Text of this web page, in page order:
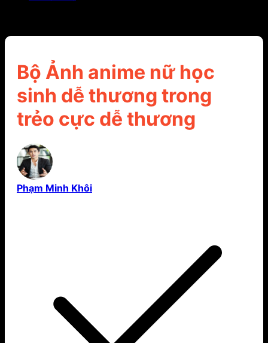
Bộ Ảnh anime nữ học
sinh dễ thương trong
trẻo cực dễ thương
Phạm Minh Khôi